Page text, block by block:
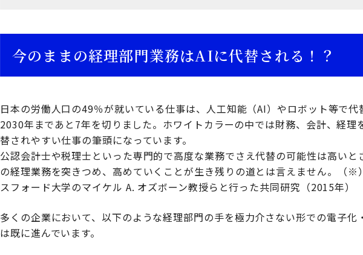
今のままの経理部門業務はAIに代替される！？
日本の労働人口の49％が就いている仕事は、人工知能（AI）やロボット等で代
2030年まであと7年を切りました。ホワイトカラーの中では財務、会計、経理
替されやすい仕事の筆頭になっています。
公認会計士や税理士といった専門的で高度な業務でさえ代替の可能性は高いと
の経理業務を突きつめ、高めていくことが生き残りの道とは言えません。（※
スフォード大学のマイケル A. オズボーン教授らと行った共同研究（2015年）
多くの企業において、以下のような経理部門の手を極力介さない形での電子化
は既に進んでいます。